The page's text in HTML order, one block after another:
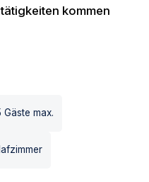
kommen
Gäste max.